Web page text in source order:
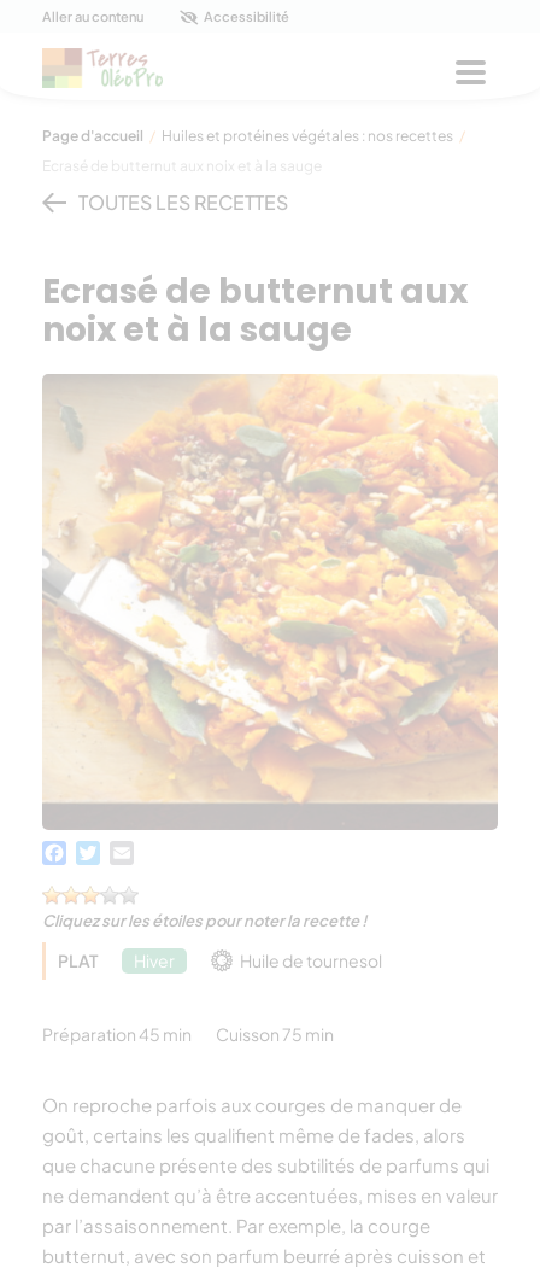
Panneau de gestion des cookies
Aller au contenu Accessibilité
Page d'accueil / Huiles et protéines végétales : nos recettes /
Ecrasé de butternut aux noix et à la sauge
TOUTES LES RECETTES
Ecrasé de butternut aux
noix et à la sauge
Facebook
Twitter
Cliquez sur les étoiles pour noter la recette !
PLAT Hiver Huile de tournesol
Préparation 45 min Cuisson 75 min
On reproche parfois aux courges de manquer de
goût, certains les qualifient même de fades, alors
que chacune présente des subtilités de parfums qui
ne demandent qu’à être accentuées, mises en valeur
par l’assaisonnement. Par exemple, la courge
butternut, avec son parfum beurré après cuisson et